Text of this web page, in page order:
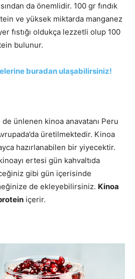
da önemlidir. 100 gr fındık
ve yüksek miktarda manganez
fıstığı oldukça lezzetli olup 100
bulunur.
buradan ulaşabilirsiniz!
ünlenen kinoa anavatanı Peru
üretilmektedir. Kinoa
hazırlanabilen bir yiyecektir.
ertesi gün kahvaltıda
gibi gün içerisinde
de ekleyebilirsiniz. Kinoa
içerir.